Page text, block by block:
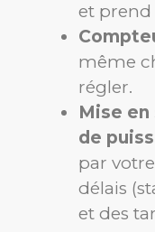
et prend
même
régler.
Mise
de
par
délais
et des